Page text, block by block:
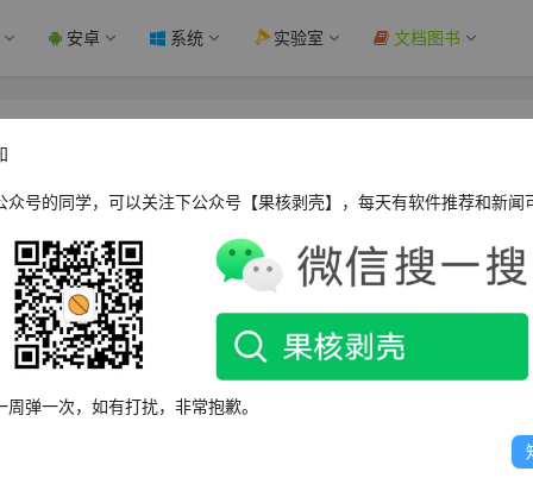
安卓 系统 实验室 文档图书
质：要开白金会员 - 果核剥壳
。基础会员投屏不能跳过广告，黄金会员投屏只能用480P
在的看剧App吃相太难看了。
样能看VIP电影但确实不能跳过广告，因为手机与电视端不
众号的同学，可以关注下公众号【果核剥壳】，每天有软件推荐和新闻
周弹一次，如有打扰，非常抱歉。